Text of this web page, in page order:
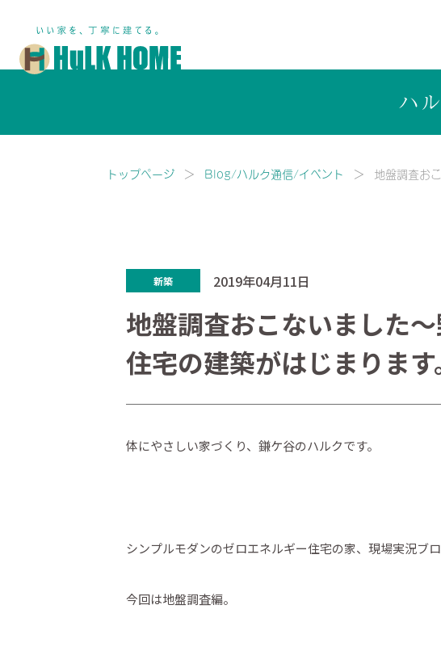
ハ
トップページ Blog/ハルク通信/イベント 地盤調査お
新築 2019年04月11日
地盤調査おこないました
住宅の建築がはじまります
体にやさしい家づくり、鎌ケ谷のハルクです。
シンプルモダンのゼロエネルギー住宅の家、現場実況ブロ
今回は地盤調査編。